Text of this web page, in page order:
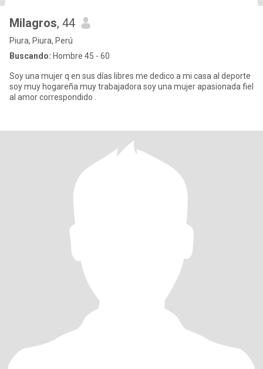
Milagros, 44
Piura, Piura, Perú
Buscando: Hombre 45 - 60
Soy una mujer q en sus días libres me dedico a mi casa al deporte
soy muy hogareña muy trabajadora soy una mujer apasionada fiel
al amor correspondido .